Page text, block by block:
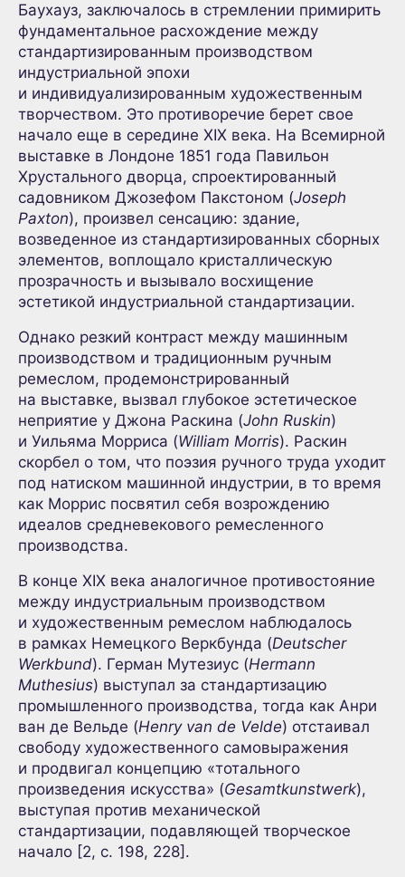
Баухауз, заключалось в стремлении примирить
фундаментальное расхождение между
стандартизированным производством
индустриальной эпохи
и индивидуализированным художественным
творчеством. Это противоречие берет свое
начало еще в середине XIX века. На Всемирной
выставке в Лондоне 1851 года Павильон
Хрустального дворца, спроектированный
садовником Джозефом Пакстоном (Joseph
Paxton), произвел сенсацию: здание,
возведенное из стандартизированных сборных
элементов, воплощало кристаллическую
прозрачность и вызывало восхищение
эстетикой индустриальной стандартизации.
Однако резкий контраст между машинным
производством и традиционным ручным
ремеслом, продемонстрированный
на выставке, вызвал глубокое эстетическое
неприятие у Джона Раскина (John Ruskin)
и Уильяма Морриса (William Morris). Раскин
скорбел о том, что поэзия ручного труда уходит
под натиском машинной индустрии, в то время
как Моррис посвятил себя возрождению
идеалов средневекового ремесленного
производства.
В конце XIX века аналогичное противостояние
между индустриальным производством
и художественным ремеслом наблюдалось
в рамках Немецкого Веркбунда (Deutscher
Werkbund). Герман Мутезиус (Hermann
Muthesius) выступал за стандартизацию
промышленного производства, тогда как Анри
ван де Вельде (Henry van de Velde) отстаивал
свободу художественного самовыражения
и продвигал концепцию «тотального
произведения искусства» (Gesamtkunstwerk),
выступая против механической
стандартизации, подавляющей творческое
начало [2, с. 198, 228].